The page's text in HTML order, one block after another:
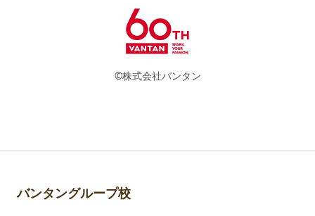
©株式会社バンタン
バンタングループ校